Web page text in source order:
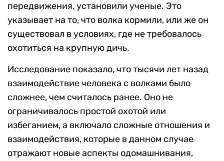
передвижения, установили ученые. Это
указывает на то, что волка кормили, или же он
существовал в условиях, где не требовалось
охотиться на крупную дичь.
Исследование показало, что тысячи лет назад
взаимодействие человека с волками было
сложнее, чем считалось ранее. Оно не
ограничивалось простой охотой или
избеганием, а включало сложные отношения и
взаимодействия, которые в данном случае
отражают новые аспекты одомашнивания,